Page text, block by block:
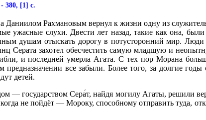
380, [1] с.
Рахмановым вернул к жизни одну из
слухи. Двести лет назад, такие как она, были
душам отыскать дорогу в потусторонний мир.
Серата захотел обесчестить самую младшую и
и последней умерла Агата. С тех пор Морана
все забыли. Более того, за долгие годы
детей.
— государством Сера́т, найдя могилу Агаты, решили
не пойдёт — Мороку, способному отправить туда,